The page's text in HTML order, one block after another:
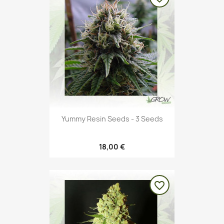
Yummy Resin Seeds - 3 Seeds
18,00 €
favorite_border